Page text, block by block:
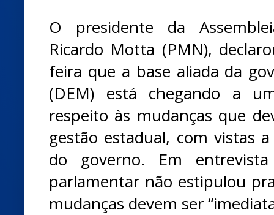
O presidente da
Ricardo Motta (PMN),
feira que a base aliada da
(DEM) está chegando a
respeito às mudanças que
gestão estadual, com vistas
do governo. Em
parlamentar não estipulou
mudanças devem ser